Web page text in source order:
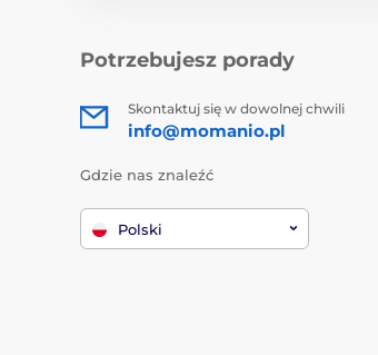
Potrzebujesz porady
Skontaktuj się w dowolnej chwili
info@momanio.pl
Gdzie nas znaleźć
Polski